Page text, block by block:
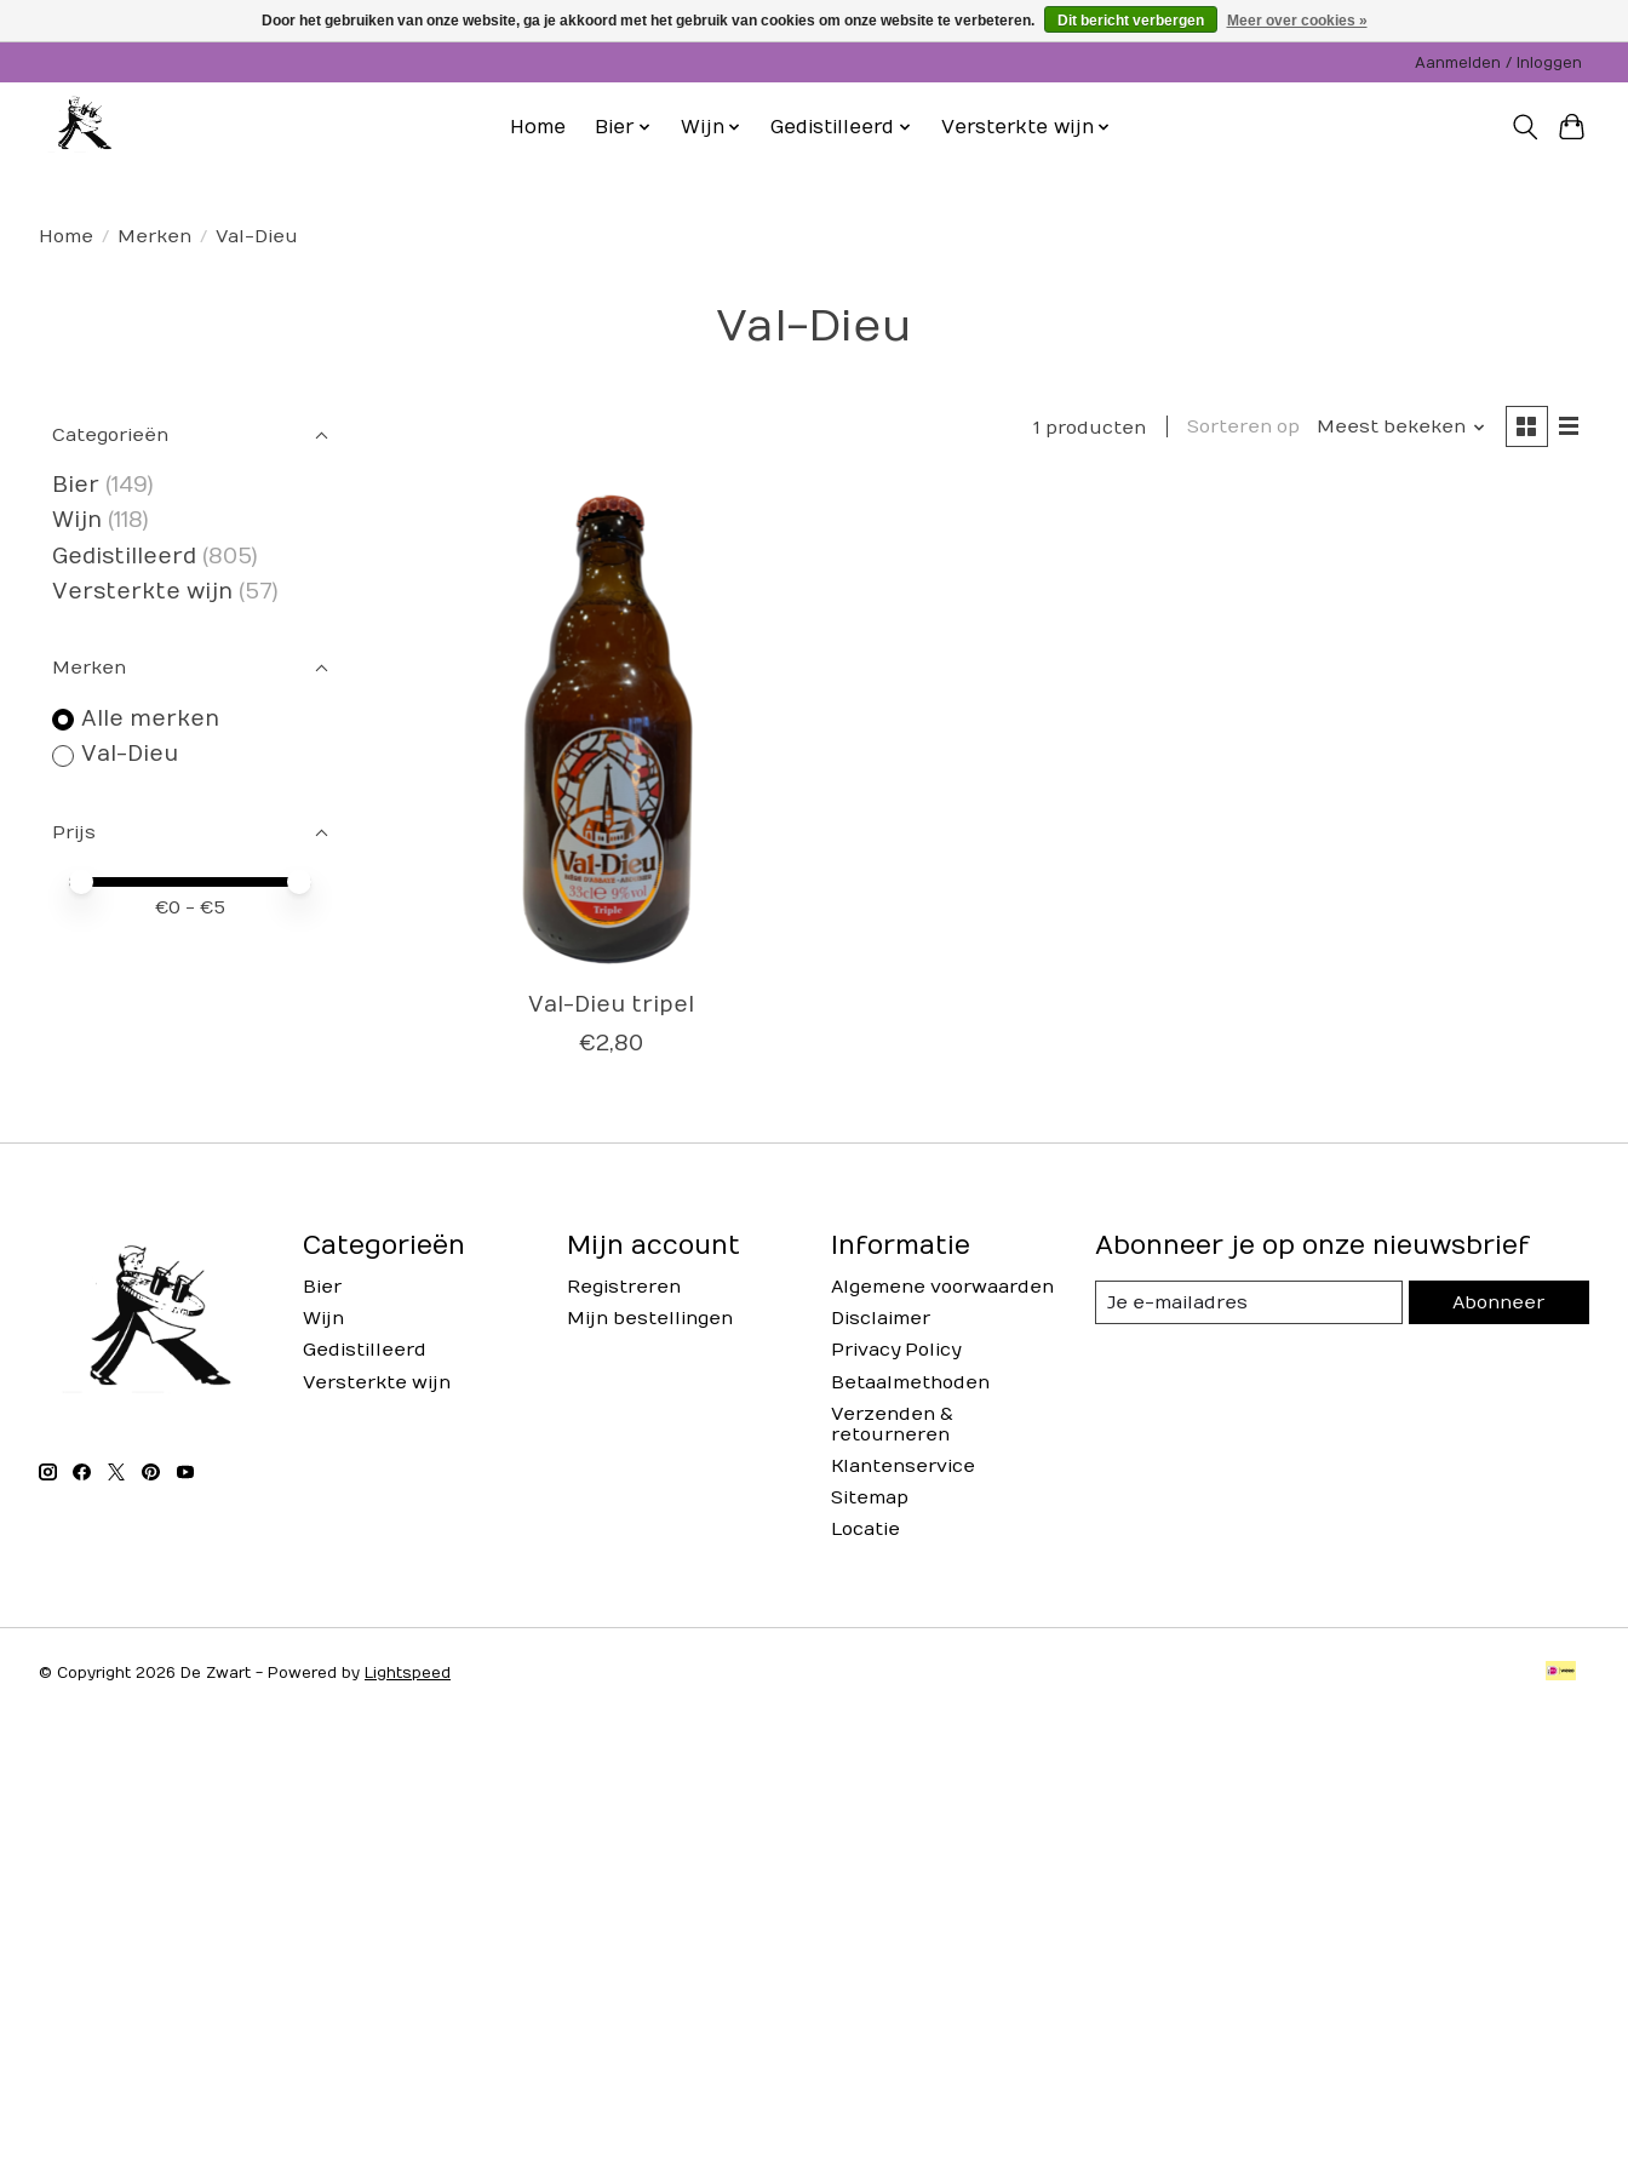
Aanmelden / Inloggen
Home Bier Wijn Gedistilleerd Versterkte wijn
Home / Merken / Val-Dieu
Val-Dieu
Categorieën
Bier (149)
Wijn (118)
Gedistilleerd (805)
Versterkte wijn (57)
Merken
Alle merken
Val-Dieu
Prijs
Minimale prijswaarde
Price maximum value
€0 - €5
1 producten Sorteren op Meest bekeken
Val-Dieu tripel
€2,80
Categorieën
Bier
Wijn
Gedistilleerd
Versterkte wijn
Mijn account
Registreren
Mijn bestellingen
Informatie
Algemene voorwaarden
Disclaimer
Privacy Policy
Betaalmethoden
Verzenden &
retourneren
Klantenservice
Sitemap
Locatie
Abonneer je op onze nieuwsbrief
Abonneer
© Copyright 2026 De Zwart - Powered by Lightspeed
Door het gebruiken van onze website, ga je akkoord met het gebruik van cookies om onze website te verbeteren. Dit bericht verbergen Meer over cookies »